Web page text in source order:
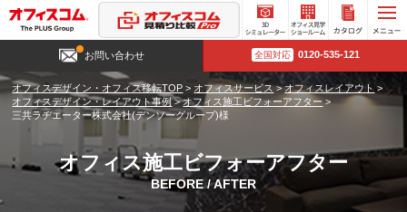
3D
シミュ
レータ
ー
オフィ
ス見学
ショー
ルーム
お問い合わせ 全国対応 0120-535-121
オフィスデザイン・オフィス移転TOP > オフィスサービス>オフィスレイアウト >
オフィスデザイン・レイアウト事例>オフィス施工ビフォーアフター>
三共ラヂエーター株式会社(デンソーグループ)様
オフィス施工ビフォーアフター
BEFORE / AFTER